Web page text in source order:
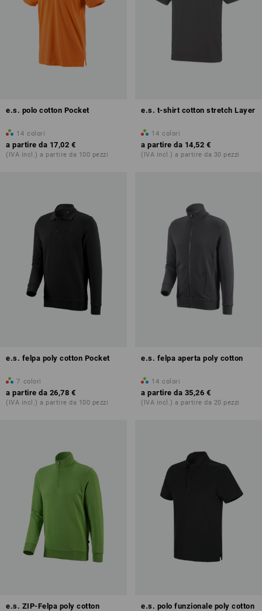
e.s. polo cotton Pocket
14 colori
a partire da 17,02 €
(IVA incl.) a partire da 100 pezzi
e.s. t-shirt cotton stretch Layer
14 colori
a partire da 14,52 €
(IVA incl.) a partire da 30 pezzi
e.s. felpa poly cotton Pocket
7 colori
a partire da 26,78 €
(IVA incl.) a partire da 100 pezzi
e.s. felpa aperta poly cotton
14 colori
a partire da 35,26 €
(IVA incl.) a partire da 20 pezzi
e.s. ZIP-Felpa poly cotton e.s. polo funzionale poly cotton